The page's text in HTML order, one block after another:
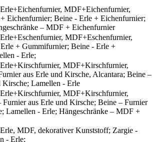
MDF+Eichenfurnier,
Eichenfurnier; Beine - Erle + Eichenfurnier;
– MDF + Eichenfurnier
MDF+Eschenfurnier,
+ Gummifurnier; Beine - Erle +
- Erle;
MDF+Kirschfurnier,
aus Erle und Kirsche, Alcantara; Beine –
Kirsche; Lamellen - Erle
MDF+Kirschfurnier,
Furnier aus Erle und Kirsche; Beine – Furnier
Lamellen - Erle; Hängeschränke – MDF +
MDF, dekorativer Kunststoff; Zargie -
- Erle;